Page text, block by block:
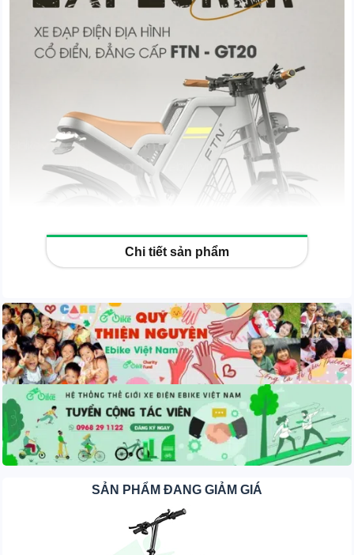
Khám phá những vùng đất mới, du lịch trải nghiệm,
chinh phục cảnh đẹp thiên nhiên cùng chiếc xe đạp
mở bán tại Thế giới xe điệneBikevn
Chi tiết sản phẩm
SẢN PHẨM ĐANG GIẢM GIÁ